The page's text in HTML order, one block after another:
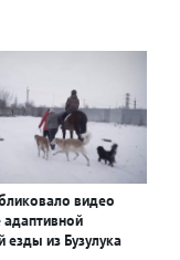
видео
адаптивной
езды из Бузулука